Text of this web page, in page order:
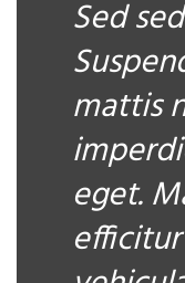
Sed
mattis
eget.